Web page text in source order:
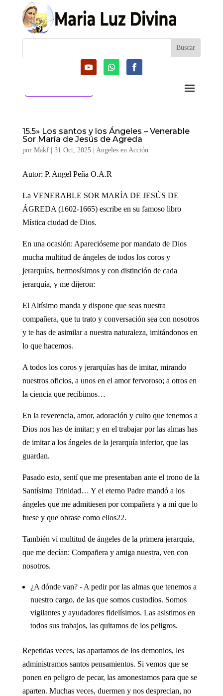
15.5» Los santos y los Ángeles – Venerable
Sor María de Jesús de Agreda
por Makf| 31 Oct, 2025| Angeles en Acción
Autor: P. Angel Peña O.A.R
La VENERABLE SOR MARÍA DE JESÚS DE
ÁGREDA (1602-1665) escribe en su famoso libro
Mística ciudad de Dios.
En una ocasión: Aparecióseme por mandato de Dios
mucha multitud de ángeles de todos los coros y
jerarquías, hermosísimos y con distinción de cada
jerarquía, y me dijeron:
El Altísimo manda y dispone que seas nuestra
compañera, que tu trato y conversación sea con nosotros
y te has de asimilar a nuestra naturaleza, imitándonos en
lo que hacemos.
A todos los coros y jerarquías has de imitar, mirando
nuestros oficios, a unos en el amor fervoroso; a otros en
la ciencia que recibimos…
En la reverencia, amor, adoración y culto que tenemos a
Dios nos has de imitar; y en el trabajar por las almas has
de imitar a los ángeles de la jerarquía inferior, que las
guardan.
Pasado esto, sentí que me presentaban ante el trono de la
Santísima Trinidad… Y el eterno Padre mandó a los
ángeles que me admitiesen por compañera y a mí que lo
fuese y que obrase como ellos22.
También vi multitud de ángeles de la primera jerarquía,
que me decían: Compañera y amiga nuestra, ven con
nosotros.
¿A dónde van? - A pedir por las almas que tenemos a
nuestro cargo, de las que somos custodios. Somos
vigilantes y ayudadores fidelísimos. Las asistimos en
todos sus trabajos, las quitamos de los peligros.
Repetidas veces, las apartamos de los demonios, les
administramos santos pensamientos. Si vemos que se
ponen en peligro de pecar, las amonestamos para que se
aparten. Muchas veces, duermen y nos desprecian, no